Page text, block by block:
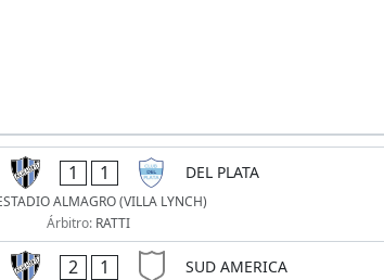
1 1 DEL PLATA
ALMAGRO (VILLA LYNCH)
Árbitro: RATTI
2 1 SUD AMERICA